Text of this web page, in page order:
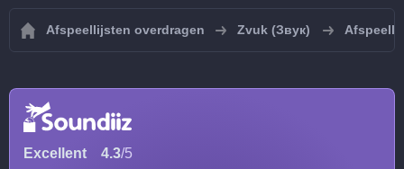
Afspeellijsten overdragen Zvuk (Звук)
Excellent 4.3/5